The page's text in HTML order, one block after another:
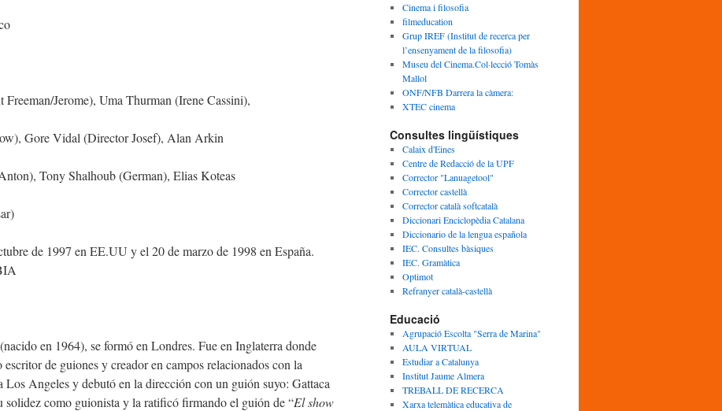
Jerome), Uma Thurman (Irene Cassini),
Gore Vidal (Director Josef), Alan Arkin
Tony Shalhoub (German), Elias Koteas
de 1997 en EE.UU y el 20 de marzo de 1998 en España.
(nacido en 1964), se formó en Londres. Fue en Inglaterra donde
de guiones y creador en campos relacionados con la
Los Angeles y debutó en la dirección con un guión suyo: Gattaca
solidez como guionista y la ratificó firmando el guión de “El show
Cinema i filosofia
filmeducation
Grup IREF (Institut de recerca per
l’ensenyament de la filosofia)
Museu del Cinema.Col·lecció Tomàs
Mallol
ONF/NFB Darrera la càmera:
XTEC cinema
Consultes lingüístiques
Calaix d'Eines
Centre de Redacció de la UPF
Corrector "Lanuagetool"
Corrector castellà
Corrector català softcatalà
Diccionari Enciclopèdia Catalana
Diccionario de la lengua española
IEC. Consultes bàsiques
IEC. Gramàtica
Optimot
Refranyer català-castellà
Educació
Agrupació Escolta "Serra de Marina"
AULA VIRTUAL
Estudiar a Catalunya
Institut Jaume Almera
TREBALL DE RECERCA
Xarxa telemàtica educativa de